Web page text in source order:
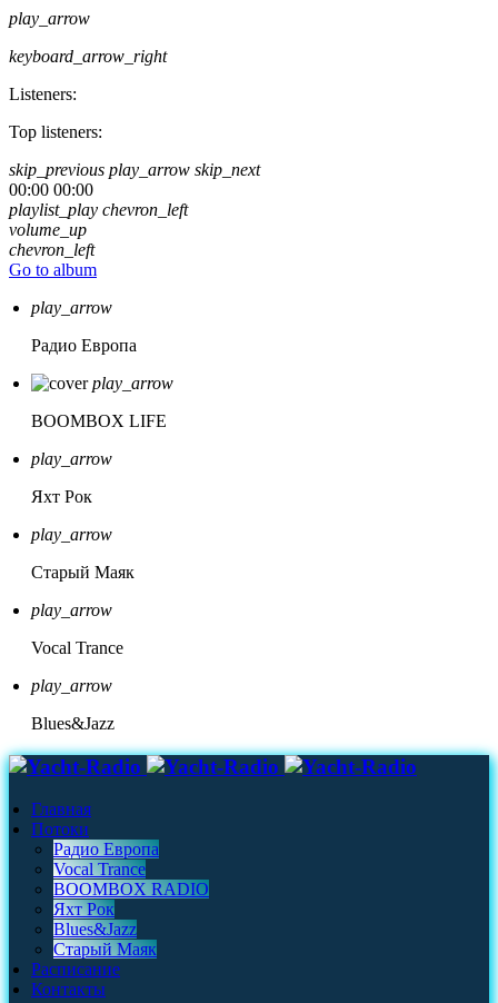
play_arrow
keyboard_arrow_right
Listeners:
Top listeners:
skip_previous play_arrow skip_next
00:00 00:00
playlist_play chevron_left
volume_up
chevron_left
Go to album
play_arrow
Радио Европа
play_arrow
BOOMBOX LIFE
play_arrow
Яхт Рок
play_arrow
Старый Маяк
play_arrow
Vocal Trance
play_arrow
Blues&Jazz
Главная
Потоки
Радио Европа
Vocal Trance
BOOMBOX RADIO
Яхт Рок
Blues&Jazz
Старый Маяк
Расписание
Контакты